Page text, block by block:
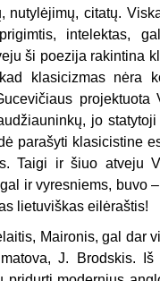
nutylėjimų, citatų.
intelektas,
ši poezija rakintina
klasicizmas nėra
projek­tuota
jo
parašyti klasicistine
Taigi ir šiuo atveju
ir vyresniems, buvo
lietuviškas eilėraštis!
Maironis, gal dar
J. Brodskis.